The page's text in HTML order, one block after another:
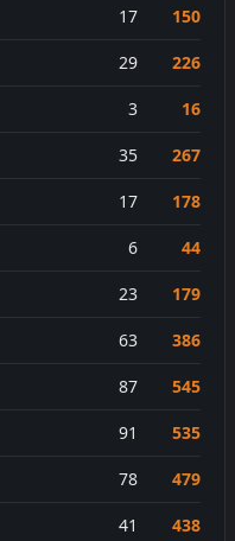
17 150
29 226
3 16
35 267
17 178
6 44
23 179
63 386
87 545
91 535
78 479
41 438